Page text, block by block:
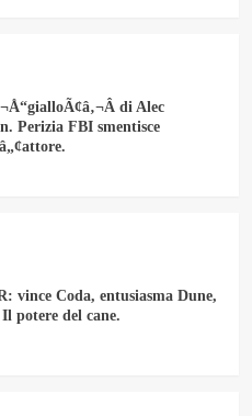
di Alec
Perizia FBI smentisce
vince Coda, entusiasma Dune,
potere del cane.